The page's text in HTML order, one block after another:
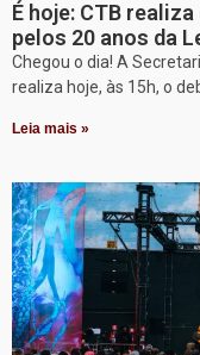
É hoje: CTB
pelos 20 anos da
Chegou o dia! A
realiza hoje, às 15h, o
Leia mais »